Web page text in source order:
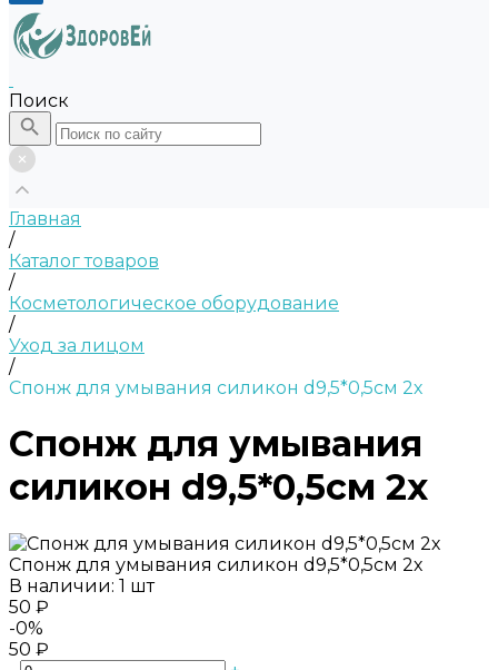
Поиск
Главная
/
Каталог товаров
/
Косметологическое оборудование
/
Уход за лицом
/
Спонж для умывания силикон d9,5*0,5см 2х
Спонж для умывания
силикон d9,5*0,5см 2х
Спонж для умывания силикон d9,5*0,5см 2х
В наличии: 1 шт
50 ₽
-0%
50 ₽